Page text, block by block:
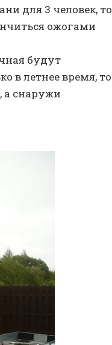
для 3 человек, то
ожогами
будут
в летнее время, то
а снаружи